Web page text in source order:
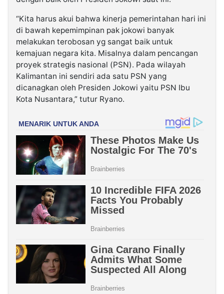
“Kita harus akui bahwa kinerja pemerintahan hari ini
di bawah kepemimpinan pak jokowi banyak
melakukan terobosan yg sangat baik untuk
kemajuan negara kita. Misalnya dalam pencangan
proyek strategis nasional (PSN). Pada wilayah
Kalimantan ini sendiri ada satu PSN yang
dicanagkan oleh Presiden Jokowi yaitu PSN Ibu
Kota Nusantara,” tutur Ryano.